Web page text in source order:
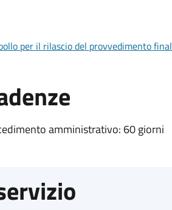
per il rilascio del provvedimento
amministrativo: 60 giorni